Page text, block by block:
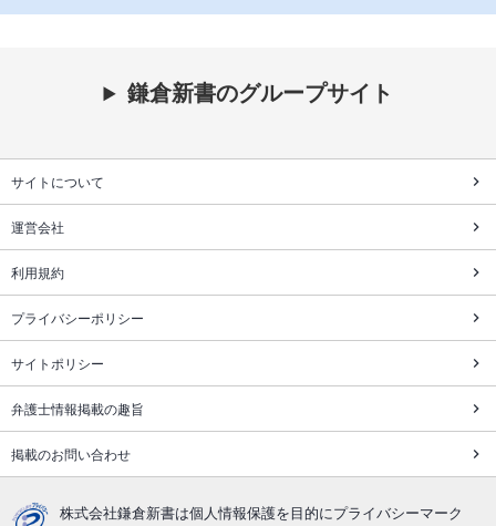
鎌倉新書のグループサイト
サイトについて
運営会社
利用規約
プライバシーポリシー
サイトポリシー
弁護士情報掲載の趣旨
掲載のお問い合わせ
株式会社鎌倉新書は個人情報保護を目的にプライバシーマーク